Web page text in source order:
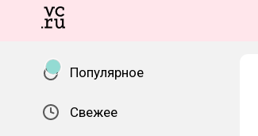
Популярное
Свежее